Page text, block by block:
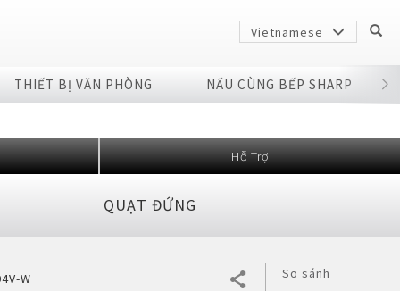
Vietnamese
THIẾT BỊ VĂN PHÒNG NẤU CÙNG BẾP SHARP
Hỗ Trợ
QUẠT ĐỨNG
W So sánh